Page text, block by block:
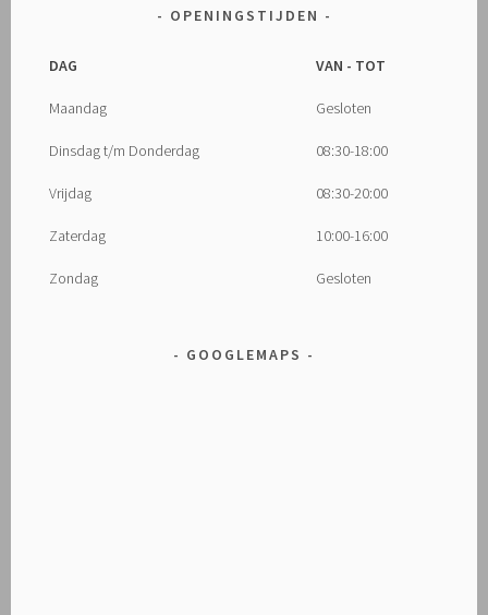
OPENINGSTIJDEN
DAG VAN - TOT
Maandag Gesloten
Dinsdag t/m Donderdag 08:30-18:00
Vrijdag 08:30-20:00
Zaterdag 10:00-16:00
Zondag Gesloten
GOOGLEMAPS